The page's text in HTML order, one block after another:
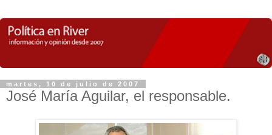
martes, 10 de julio de 2007
José María Aguilar, el responsable.